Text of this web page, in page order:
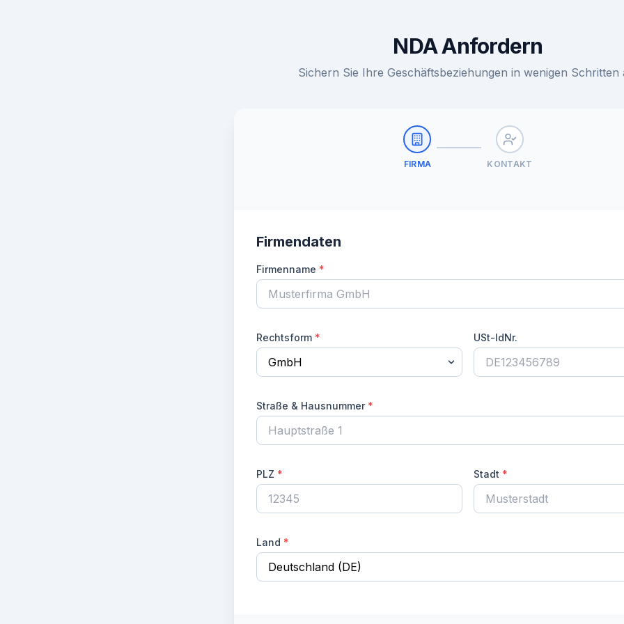
NDA Anfordern
Sichern Sie Ihre Geschäftsbeziehungen in wenigen Schritten
FIRMA KONTAKT
Firmendaten
Firmenname *
Rechtsform * USt-IdNr.
Straße & Hausnummer *
PLZ * Stadt *
Land *